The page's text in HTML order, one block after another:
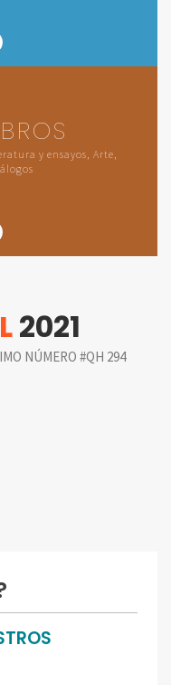
y ensayos, Arte,
2021
NÚMERO #QH 294